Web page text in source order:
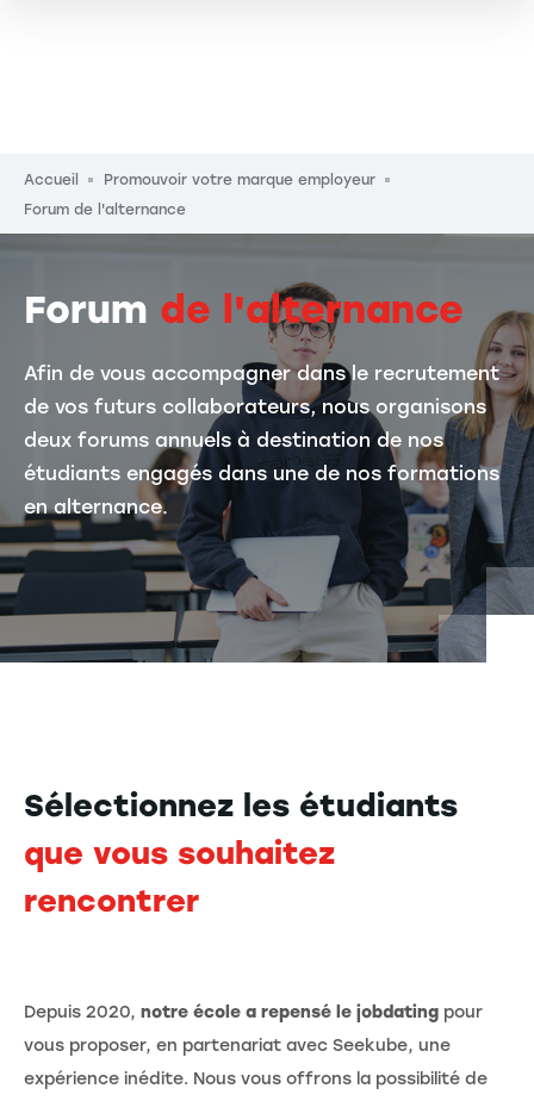
Fil d'Ariane
Accueil
Promouvoir votre marque employeur
Forum de l'alternance
Forum de l'alternance
Afin de vous accompagner dans le recrutement
de vos futurs collaborateurs, nous organisons
deux forums annuels à destination de nos
étudiants engagés dans une de nos formations
en alternance.
Sélectionnez les étudiants
que vous souhaitez
rencontrer
Depuis 2020, notre école a repensé le jobdating pour
vous proposer, en partenariat avec Seekube, une
expérience inédite. Nous vous offrons la possibilité de